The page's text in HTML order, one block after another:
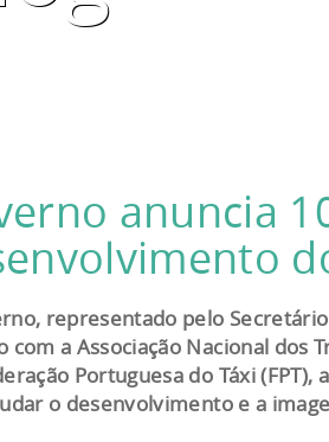
anuncia
representado pelo
com a Associação Nacional dos
Portuguesa do Táxi
o desenvolvimento e a